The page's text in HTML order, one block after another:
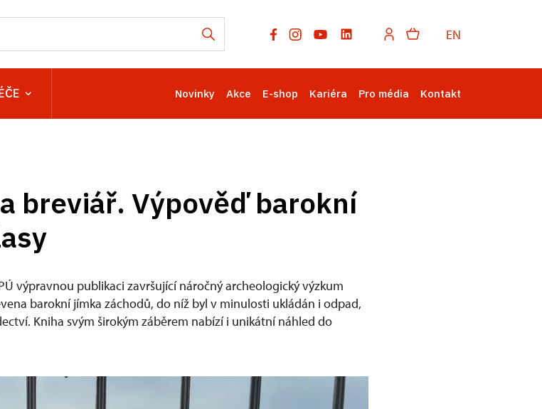
EN
Novinky Akce E-shop Kariéra Pro média Kontakt
breviář. Výpověď barokní
výpravnou publikaci završující náročný archeologický výzkum
barokní jímka záchodů, do níž byl v minulosti ukládán i odpad,
Kniha svým širokým záběrem nabízí i unikátní náhled do